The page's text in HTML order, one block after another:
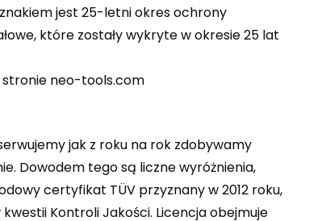
jest 25-letni okres ochrony
które zostały wykryte w okresie 25 lat
stronie neo-tools.com
jak z roku na rok zdobywamy
Dowodem tego są liczne wyróżnienia,
certyfikat TÜV przyznany w 2012 roku,
Kontroli Jakości. Licencja obejmuje